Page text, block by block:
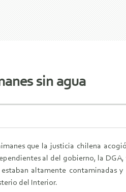
sin agua
que la justicia chilena
al del gobierno, la
altamente contaminadas
del Interior.